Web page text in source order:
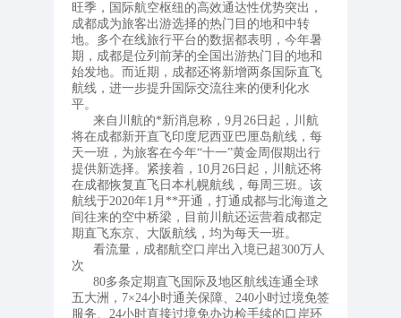
旺季，国际航空枢纽的高效通达性优势突出，
成都成为旅客出游选择的热门目的地和中转
地。多个在线旅行平台的数据都表明，今年暑
期，成都是位列前茅的全国出游热门目的地和
始发地。而近期，成都还将新增两条国际直飞
航线，进一步提升国际交流往来的便利化水
平。
来自川航的*新消息称，9月26日起，川航
将在成都新开直飞印度尼西亚巴厘岛航线，每
天一班，为旅客在今年“十一”黄金周假期出行
提供新选择。紧接着，10月26日起，川航还将
在成都恢复直飞日本札幌航线，每周三班。该
航线于2020年1月**开通，打通成都与北海道之
间往来的空中桥梁，目前川航还运营着成都定
期直飞东京、大阪航线，均为每天一班。
看流量，成都航空口岸出入境已超300万人
次
80多条定期直飞国际及地区航线连通全球
五大洲，7×24小时通关保障、240小时过境免签
服务、24小时直接过境免办边检手续的口岸环